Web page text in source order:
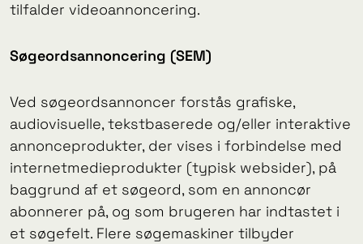
tilfalder videoannoncering.
Søgeordsannoncering (SEM)
Ved søgeordsannoncer forstås grafiske,
audiovisuelle, tekstbaserede og/eller interaktive
annonceprodukter, der vises i forbindelse med
internetmedieprodukter (typisk websider), på
baggrund af et søgeord, som en annoncør
abonnerer på, og som brugeren har indtastet i
et søgefelt. Flere søgemaskiner tilbyder